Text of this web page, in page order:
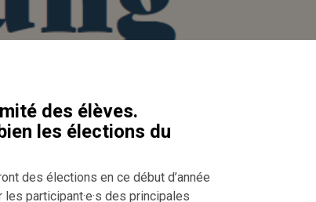
des élèves.
les élections du
des élections en ce début d’année
participant·e·s des principales